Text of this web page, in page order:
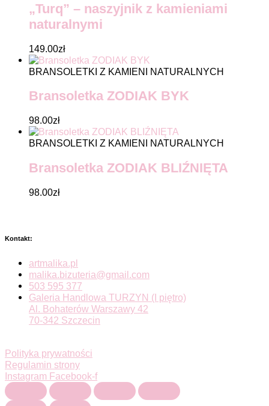
„Turq” – naszyjnik z kamieniami
naturalnymi
149.00zł
BRANSOLETKI Z KAMIENI NATURALNYCH
Bransoletka ZODIAK BYK
98.00zł
BRANSOLETKI Z KAMIENI NATURALNYCH
Bransoletka ZODIAK BLIŹNIĘTA
98.00zł
Kontakt:
artmalika.pl
malika.bizuteria@gmail.com
503 595 377
Galeria Handlowa TURZYN (I piętro)
Al. Bohaterów Warszawy 42
70-342 Szczecin
Polityka prywatności
Regulamin strony
Instagram Facebook-f